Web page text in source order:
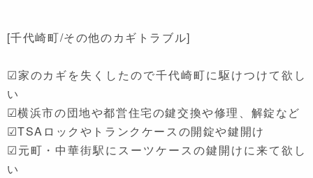
[千代崎町/その他のカギトラブル]
☑家のカギを失くしたので千代崎町に駆けつけて欲し
い
☑横浜市の団地や都営住宅の鍵交換や修理、解錠など
☑TSAロックやトランクケースの開錠や鍵開け
☑元町・中華街駅にスーツケースの鍵開けに来て欲し
い